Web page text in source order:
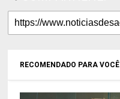
RECOMENDADO PARA VOCÊ